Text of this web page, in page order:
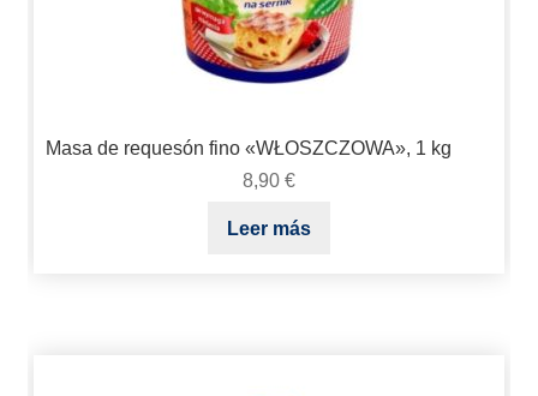
Masa de requesón fino «WŁOSZCZOWA», 1 kg
8,90 €
Leer más